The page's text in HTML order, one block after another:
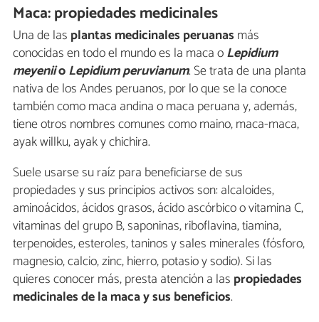
Maca: propiedades medicinales
Una de las plantas medicinales peruanas más
conocidas en todo el mundo es la maca oLepidium
meyeniioLepidium peruvianum. Se trata de una planta
nativa de los Andes peruanos, por lo que se la conoce
también como maca andina o maca peruana y, además,
tiene otros nombres comunes como maino, maca-maca,
ayak willku, ayak y chichira.
Suele usarse su raíz para beneficiarse de sus
propiedades y sus principios activos son: alcaloides,
aminoácidos, ácidos grasos, ácido ascórbico o vitamina C,
vitaminas del grupo B, saponinas, riboflavina, tiamina,
terpenoides, esteroles, taninos y sales minerales (fósforo,
magnesio, calcio, zinc, hierro, potasio y sodio). Si las
quieres conocer más, presta atención a las propiedades
medicinales de la maca y sus beneficios.